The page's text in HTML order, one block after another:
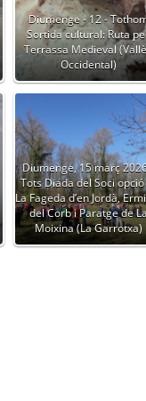
Diumenge - 12 -
Sortida cultural: Ruta
Terrassa Medieval
Occidental)
Diumenge, 15 març
Tots Diada del Soci opció
La Fageda d’en Jordà,
del Corb i Paratge de
Moixina (La Garrotxa)